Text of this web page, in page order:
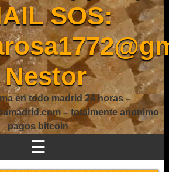
SOS:
Nestor
en todo madrid 24 horas –
– totalmente anonimo
pagos bitcoin
☰